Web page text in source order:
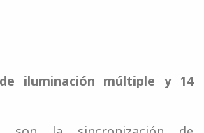
de iluminación múltiple y 14